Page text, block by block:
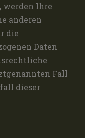
werden Ihre
anderen
die
Daten
Fall
dieser